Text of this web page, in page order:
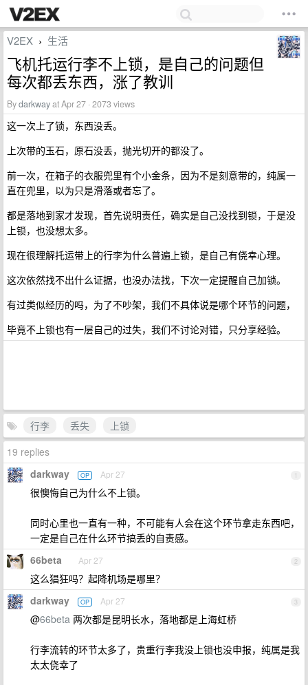
V2EX › 生活
飞机托运行李不上锁，是自己的问题但
每次都丢东西，涨了教训
Bydarkwayat Apr 27 · 2073 views
这一次上了锁，东西没丢。
上次带的玉石，原石没丢，抛光切开的都没了。
前一次，在箱子的衣服兜里有个小金条，因为不是刻意带的，纯属一
直在兜里，以为只是滑落或者忘了。
都是落地到家才发现，首先说明责任，确实是自己没找到锁，于是没
上锁，也没想太多。
现在很理解托运带上的行李为什么普遍上锁，是自己有侥幸心理。
这次依然找不出什么证据，也没办法找，下次一定提醒自己加锁。
有过类似经历的吗，为了不吵架，我们不具体说是哪个环节的问题，
毕竟不上锁也有一层自己的过失，我们不讨论对错，只分享经验。
行李 丢失
上锁
19 replies
1
darkway OP Apr 27
很懊悔自己为什么不上锁。
同时心里也一直有一种，不可能有人会在这个环节拿走东西吧，
一定是自己在什么环节搞丢的自责感。
2
66beta Apr 27
这么猖狂吗？起降机场是哪里？
3
darkway OP Apr 27
@66beta 两次都是昆明长水，落地都是上海虹桥
行李流转的环节太多了，贵重行李我没上锁也没申报，纯属是我
太太侥幸了